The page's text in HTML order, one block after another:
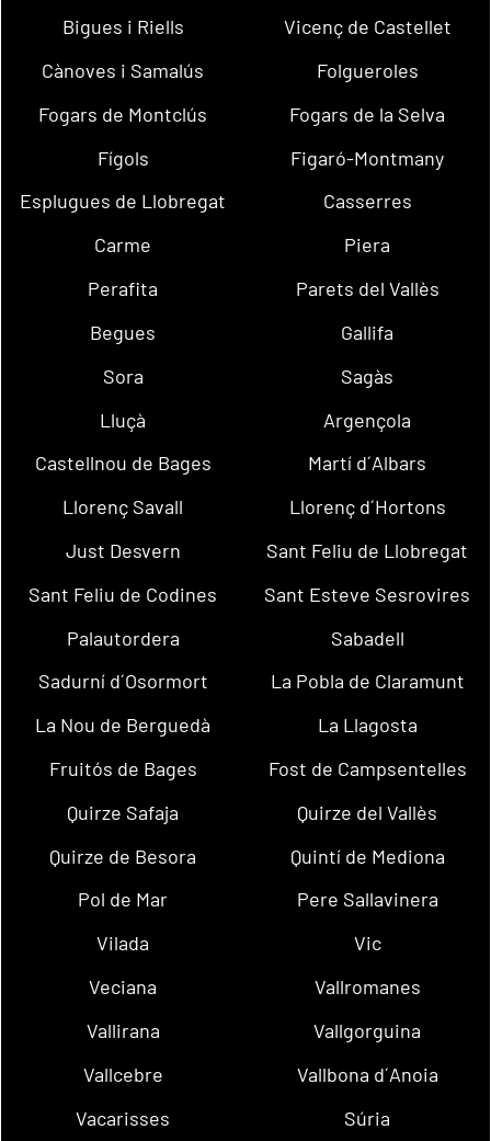
Bigues i Riells
Vicenç de Castellet
Cànoves i Samalús
Folgueroles
Fogars de Montclús
Fogars de la Selva
Fígols
Figaró-Montmany
Esplugues de Llobregat
Casserres
Carme
Piera
Perafita
Parets del Vallès
Begues
Gallifa
Sora
Sagàs
Lluçà
Argençola
Castellnou de Bages
Martí d´Albars
Llorenç Savall
Llorenç d´Hortons
Just Desvern
Sant Feliu de Llobregat
Sant Feliu de Codines
Sant Esteve Sesrovires
Palautordera
Sabadell
Sadurní d´Osormort
La Pobla de Claramunt
La Nou de Berguedà
La Llagosta
Fruitós de Bages
Fost de Campsentelles
Quirze Safaja
Quirze del Vallès
Quirze de Besora
Quintí de Mediona
Pol de Mar
Pere Sallavinera
Vilada
Vic
Veciana
Vallromanes
Vallirana
Vallgorguina
Vallcebre
Vallbona d´Anoia
Vacarisses
Súria